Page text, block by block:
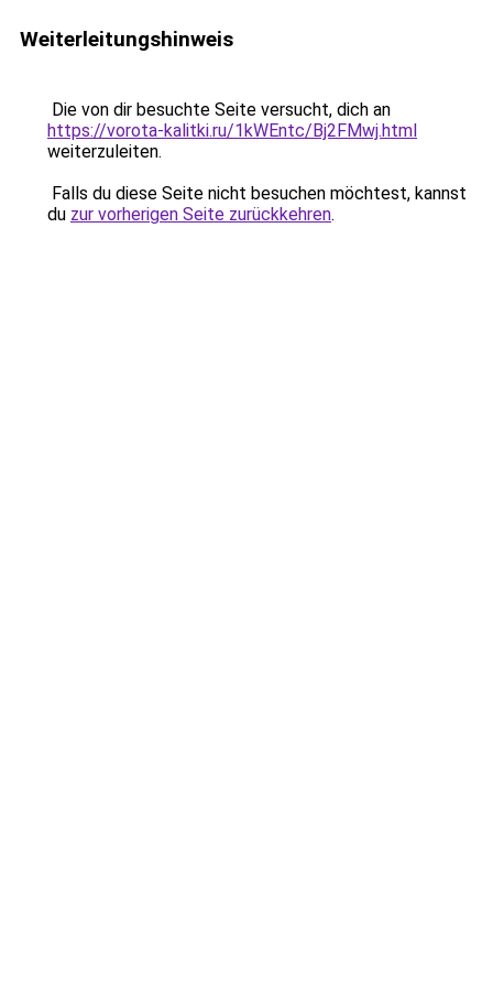
Weiterleitungshinweis
Die von dir besuchte Seite versucht, dich an
https://vorota-kalitki.ru/1kWEntc/Bj2FMwj.html
weiterzuleiten.
Falls du diese Seite nicht besuchen möchtest, kannst
du zur vorherigen Seite zurückkehren.